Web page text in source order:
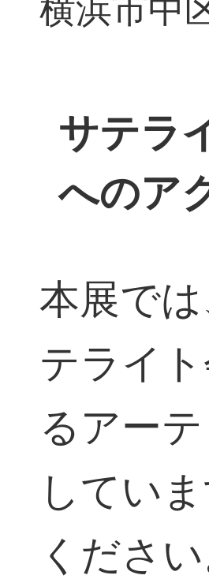
横浜市中
サテラ
へのア
本展で
テライ
るアー
してい
ください